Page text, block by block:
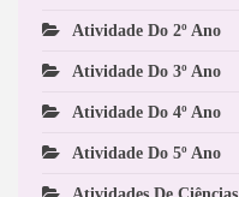
Atividade Do 2º Ano
Atividade Do 3º Ano
Atividade Do 4º Ano
Atividade Do 5º Ano